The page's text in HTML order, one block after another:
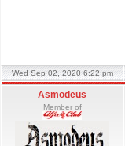
Wed Sep 02, 2020 6:22 pm
Asmodeus
Member of